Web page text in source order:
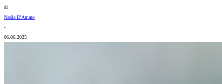
di
Nadia D'Amato
-
06.06.2025